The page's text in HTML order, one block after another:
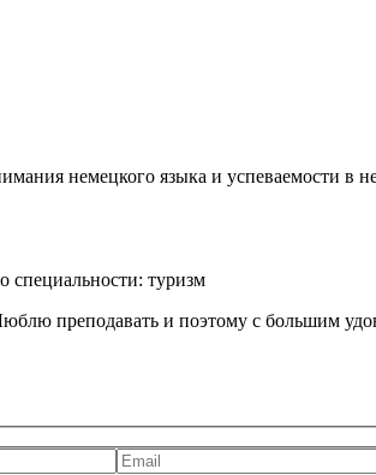
немецкого языка и успеваемости в
специальности: туризм
преподавать и поэтому с большим